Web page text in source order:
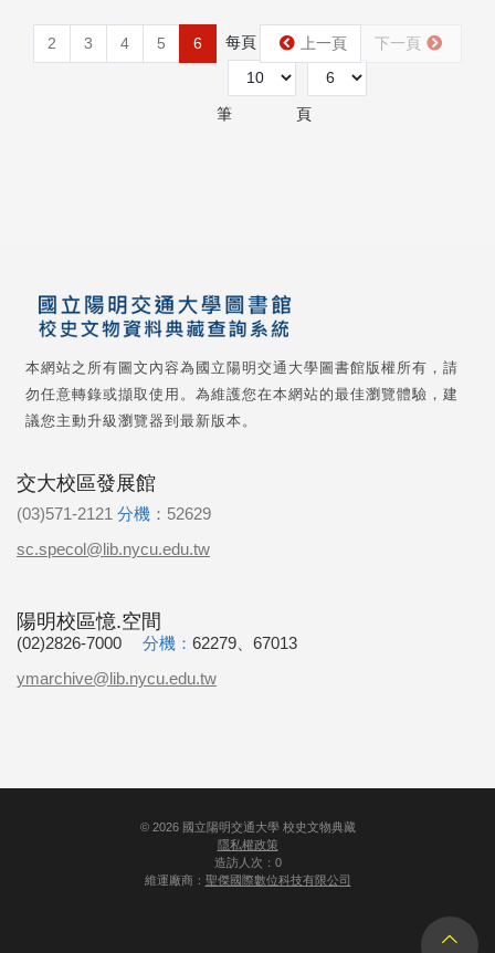
2 3 4 5 6 每頁
筆
第
頁
上一頁 下一頁
本網站之所有圖文內容為國立陽明交通大學圖書館版權所有，請
勿任意轉錄或擷取使用。為維護您在本網站的最佳瀏覽體驗，建
議您主動升級瀏覽器到最新版本。
交大校區發展館
(03)571-2121 分機： 52629
sc.specol@lib.nycu.edu.tw
陽明校區憶.空間
(02)2826-7000 分機： 62279、67013
ymarchive@lib.nycu.edu.tw
© 2026國立陽明交通大學 校史文物典藏
隱私權政策
造訪人次：0
維運廠商： 聖傑國際數位科技有限公司